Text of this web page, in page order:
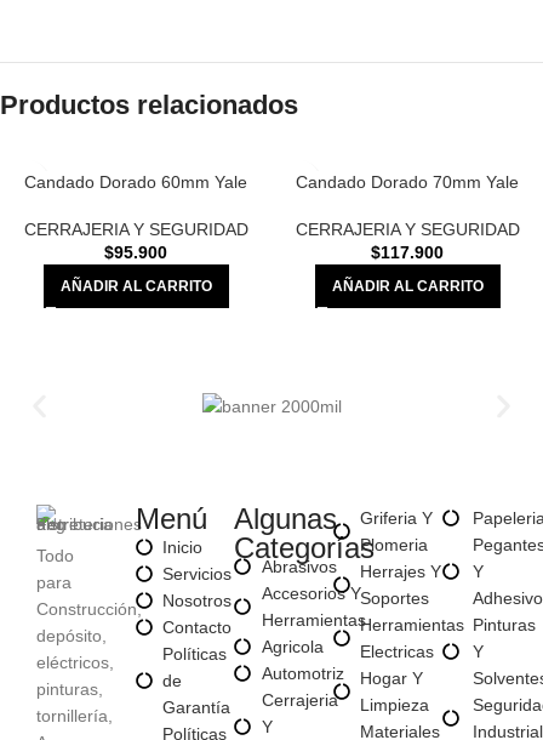
Productos relacionados
Candado Dorado 60mm Yale
CERRAJERIA Y SEGURIDAD
$95.900
AÑADIR AL CARRITO
Candado Dorado 70mm Yale
CERRAJERIA Y SEGURIDAD
$117.900
AÑADIR AL CARRITO
Todo
para
Construcción,
depósito,
eléctricos,
pinturas,
tornillería,
Menú
Inicio
Servicios
Nosotros
Contacto
Políticas
de
Garantía
Políticas
Algunas
Categorías
Abrasivos
Accesorios Y
Herramientas
Agricola
Automotriz
Cerrajeria
Y
Griferia Y
Plomeria
Herrajes Y
Soportes
Herramientas
Electricas
Hogar Y
Limpieza
Materiales
Y
Pinturas
Y
Industrial